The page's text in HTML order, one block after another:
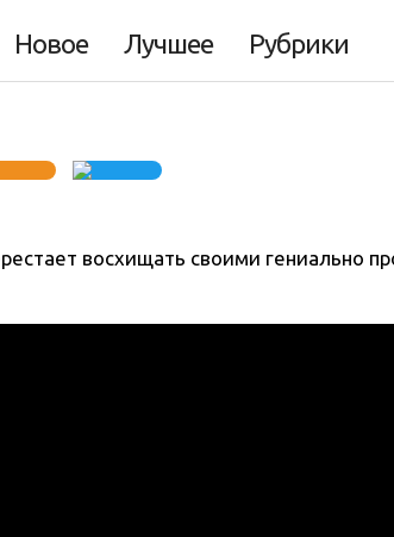
Новое Лучшее Рубрики
восхищать своими гениально